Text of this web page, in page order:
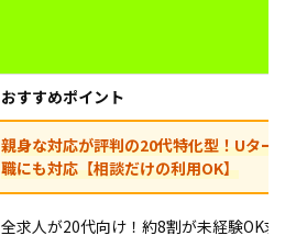
おすすめポイント
親身な対応が評判の20代特化型！Uターン転
職にも対応【相談だけの利用OK】
全求人が20代向け！約8割が未経験OK求人